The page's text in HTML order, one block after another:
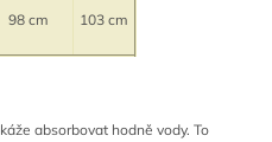
98 cm 103 cm
absorbovat hodně vody. To